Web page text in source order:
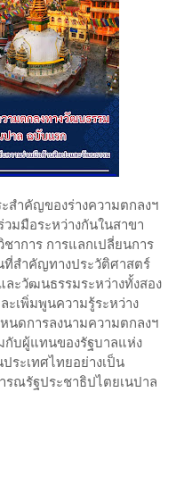
สำคัญของร่างความตกลงฯ
มมือระหว่างกันในสาขา
าการ การแลกเปลี่ยนการ
ที่สำคัญทางประวัติศาสตร์
ะวัฒนธรรมระหว่างทั้งสอง
ะเพิ่มพูนความรู้ระหว่าง
นดการลงนามความตกลงฯ
กับผู้แทนของรัฐบาลแห่ง
ประเทศไทยอย่างเป็น
รณรัฐประชาธิปไตยเนปาล